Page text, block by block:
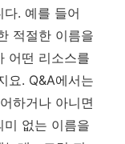
. 예를 들어
적절한 이름을
어떤 리소스를
요. Q&A에서는
하거나 아니면
미 없는 이름을